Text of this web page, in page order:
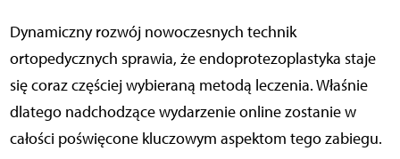
Dynamiczny rozwój nowoczesnych technik
ortopedycznych sprawia, że endoprotezoplastyka staje
się coraz częściej wybieraną metodą leczenia. Właśnie
dlatego nadchodzące wydarzenie online zostanie w
całości poświęcone kluczowym aspektom tego zabiegu.